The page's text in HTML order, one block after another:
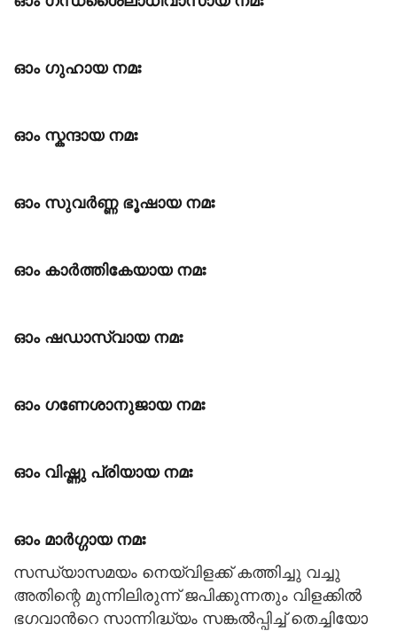
ഓം ഗുഹായ നമഃ
ഓം സ്കന്ദായ നമഃ
ഓം സുവര്‍ണ്ണ ഭൂഷായ നമഃ
ഓം കാര്‍ത്തികേയായ നമഃ
ഓം ഷഡാസ്വായ നമഃ
ഓം ഗണേശാനുജായ നമഃ
ഓം വിഷ്ണു പ്രിയായ നമഃ
ഓം മാര്‍ഗ്ഗായ നമഃ
സന്ധ്യാസമയം നെയ്‌വിളക്ക് കത്തിച്ചു വച്ചു
അതിന്റെ മുന്നിലിരുന്ന് ജപിക്കുന്നതും വിളക്കില്‍
ഭഗവാന്‍റെ സാന്നിദ്ധ്യം സങ്കല്‍പ്പിച്ച് തെച്ചിയോ